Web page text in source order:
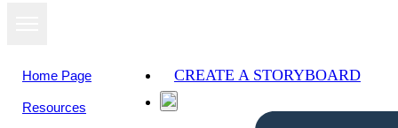
Home Page
Resources
CREATE A STORYBOARD